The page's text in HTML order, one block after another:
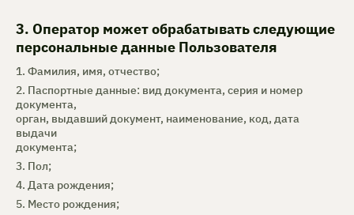
3. Оператор может обрабатывать следующие
персональные данные Пользователя
1. Фамилия, имя, отчество;
2. Паспортные данные: вид документа, серия и номер
документа,
орган, выдавший документ, наименование, код, дата
выдачи
документа;
3. Пол;
4. Дата рождения;
5. Место рождения;